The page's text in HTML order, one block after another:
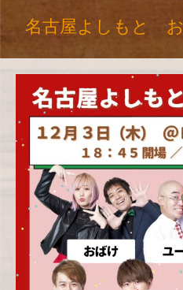
名古屋よしもと